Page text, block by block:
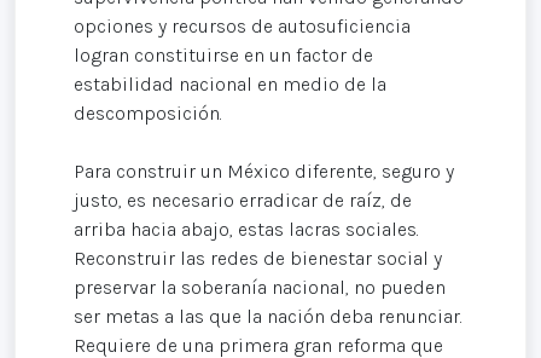
opciones y recursos de autosuficiencia
logran constituirse en un factor de
estabilidad nacional en medio de la
descomposición.
Para construir un México diferente, seguro y
justo, es necesario erradicar de raíz, de
arriba hacia abajo, estas lacras sociales.
Reconstruir las redes de bienestar social y
preservar la soberanía nacional, no pueden
ser metas a las que la nación deba renunciar.
Requiere de una primera gran reforma que